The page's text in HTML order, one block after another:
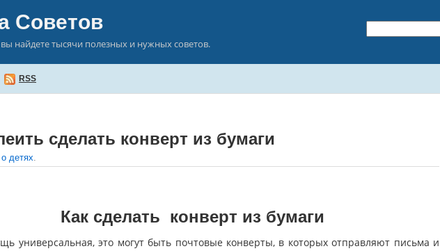
Советов
найдете тысячи полезных и нужных советов.
RSS
сделать конверт из бумаги
детях.
Как сделать конверт из бумаги
универсальная, это могут быть почтовые конверты, в которых отправляют письма и